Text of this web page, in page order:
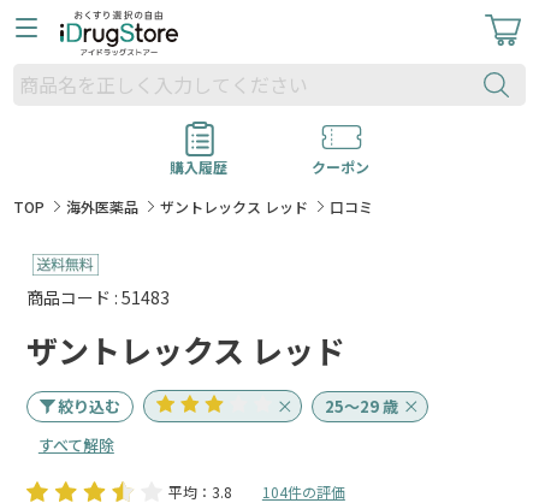
購入履歴
クーポン
TOP
海外医薬品 ザントレックス レッド 口コミ
商品コード : 51483
ザントレックス レッド
絞り込む
25～29 歳
すべて解除
平均：3.8 104件の評価